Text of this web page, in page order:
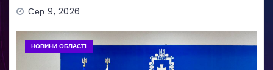
Сер 9, 2026
НОВИНИ ОБЛАСТІ